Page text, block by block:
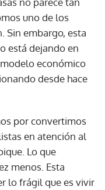
uno de los
Sin embargo, esta
está dejando en
económico
desde hace
por convertimos
en atención al
Lo que
menos. Esta
lo frágil que es vivir